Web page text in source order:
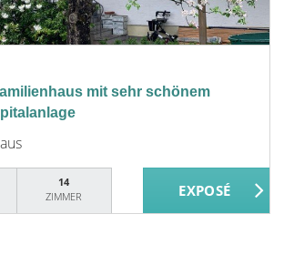
mit sehr schönem
14
ZIMMER